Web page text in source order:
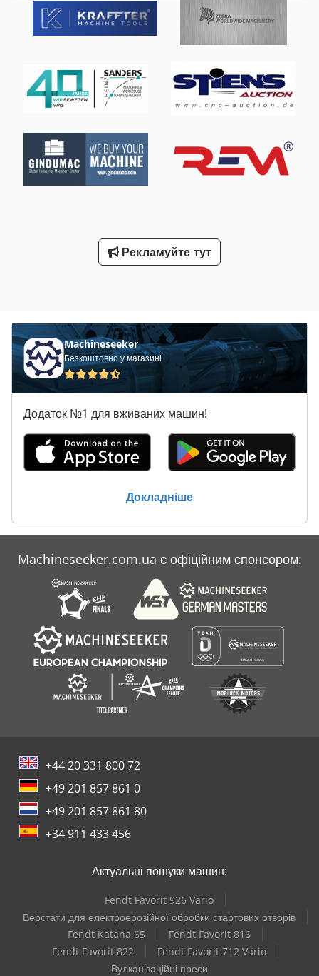
Рекламуйте тут
Machineseeker
Безкоштовно у магазині
Додаток №1 для вживаних машин!
Докладніше
Machineseeker.com.ua є офіційним спонсором:
+44 20 331 800 72
+49 201 857 861 0
+49 201 857 861 80
+34 911 433 456
Актуальні пошуки машин:
Fendt Favorit 926 Vario
Верстати для електроерозійної обробки стартових отворів
Fendt Katana 65
Fendt Favorit 816
Fendt Favorit 822
Fendt Favorit 712 Vario
Вулканізаційні преси